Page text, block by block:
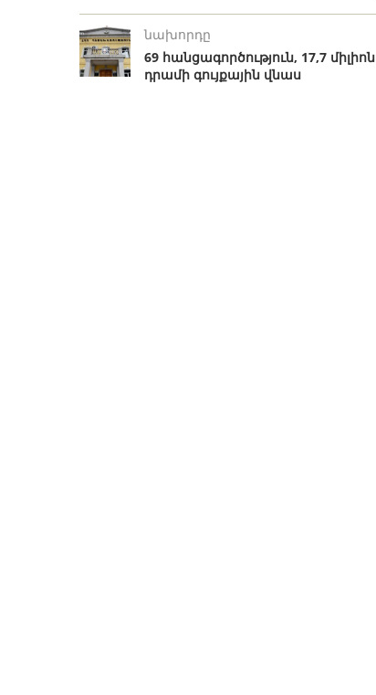
նախորդը
69 հանցագործություն, 17,7 միլիոն
դրամի գույքային վնաս